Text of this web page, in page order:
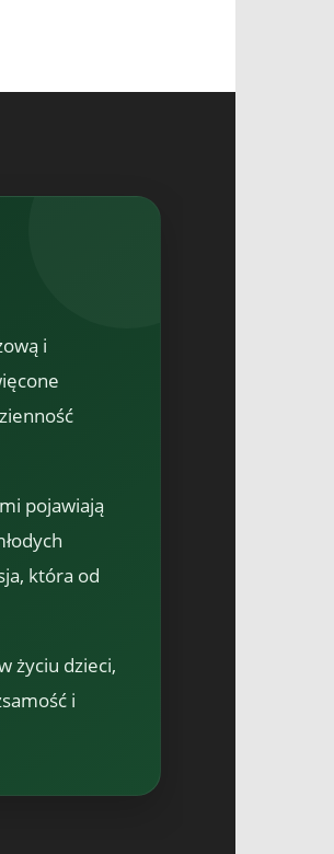
i
pojawiają
która od
życiu dzieci,
i